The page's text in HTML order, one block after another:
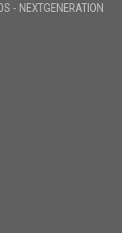
- NEXTGENERATION